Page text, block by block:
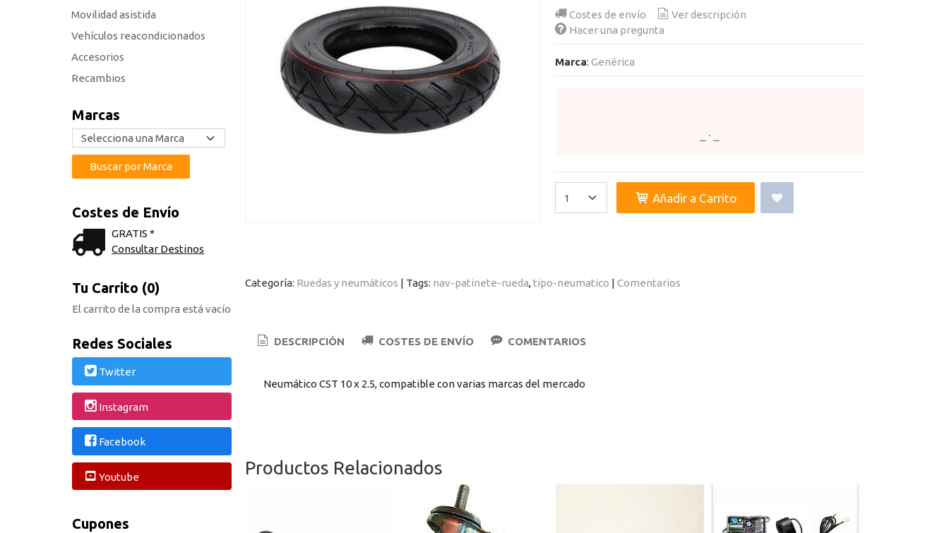
Movilidad asistida
Vehículos reacondicionados
Accesorios
Recambios
Marcas
Costes de Envío
GRATIS *
Consultar Destinos
Tu Carrito (0)
El carrito de la compra está vacío
Redes Sociales
Twitter
Instagram
Facebook
Youtube
Cupones
Costes de envío
Ver descripción
Hacer una pregunta
Marca: Genérica
Añadir a Carrito
Categoría: Ruedas y neumáticos | Tags: nav-patinete-rueda tipo-neumatico | Comentarios
DESCRIPCIÓN COSTES DE ENVÍO COMENTARIOS
Neumático CST 10 x 2.5, compatible con varias marcas del mercado
Productos Relacionados